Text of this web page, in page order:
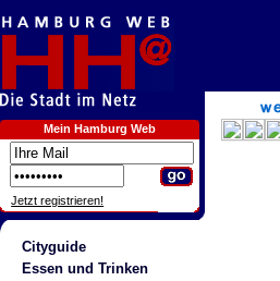
Mein Hamburg Web
Jetzt registrieren!
Cityguide
Essen und Trinken